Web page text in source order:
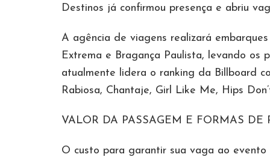
Destinos já confirmou presença e abriu
A agência de viagens realizará
Extrema e Bragança Paulista, levando os
atualmente lidera o ranking da Billboard
Rabiosa, Chantaje, Girl Like Me, Hips
VALOR DA PASSAGEM E FORMAS DE
O custo para garantir sua vaga ao